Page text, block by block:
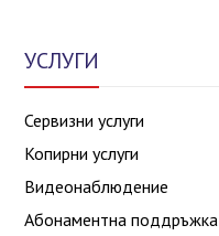
УСЛУГИ
Сервизни услуги
Копирни услуги
Видеонаблюдение
Абонаментна поддръжка